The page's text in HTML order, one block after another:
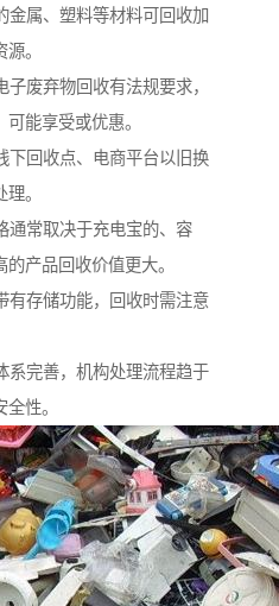
金属、塑料等材料可回收加
。
废弃物回收有法规要求，
能享受或优惠。
下回收点、电商平台以旧换
。
通常取决于充电宝的、容
产品回收价值更大。
有存储功能，回收时需注意
系完善，机构处理流程趋于
性。